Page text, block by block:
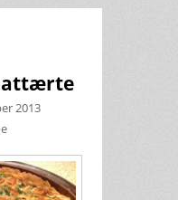
2013